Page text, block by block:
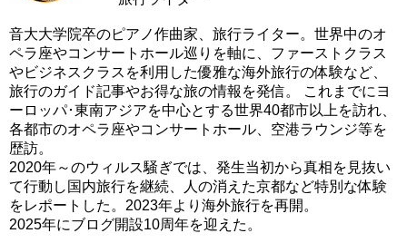
音大大学院卒のピアノ作曲家、旅行ライター。世界中のオ
ペラ座やコンサートホール巡りを軸に、ファーストクラス
やビジネスクラスを利用した優雅な海外旅行の体験など、
旅行のガイド記事やお得な旅の情報を発信。 これまでにヨ
ーロッパ･東南アジアを中心とする世界40都市以上を訪れ、
各都市のオペラ座やコンサートホール、空港ラウンジ等を
歴訪。
2020年～のウィルス騒ぎでは、発生当初から真相を見抜い
て行動し国内旅行を継続、人の消えた京都など特別な体験
をレポートした。2023年より海外旅行を再開。
2025年にブログ開設10周年を迎えた。